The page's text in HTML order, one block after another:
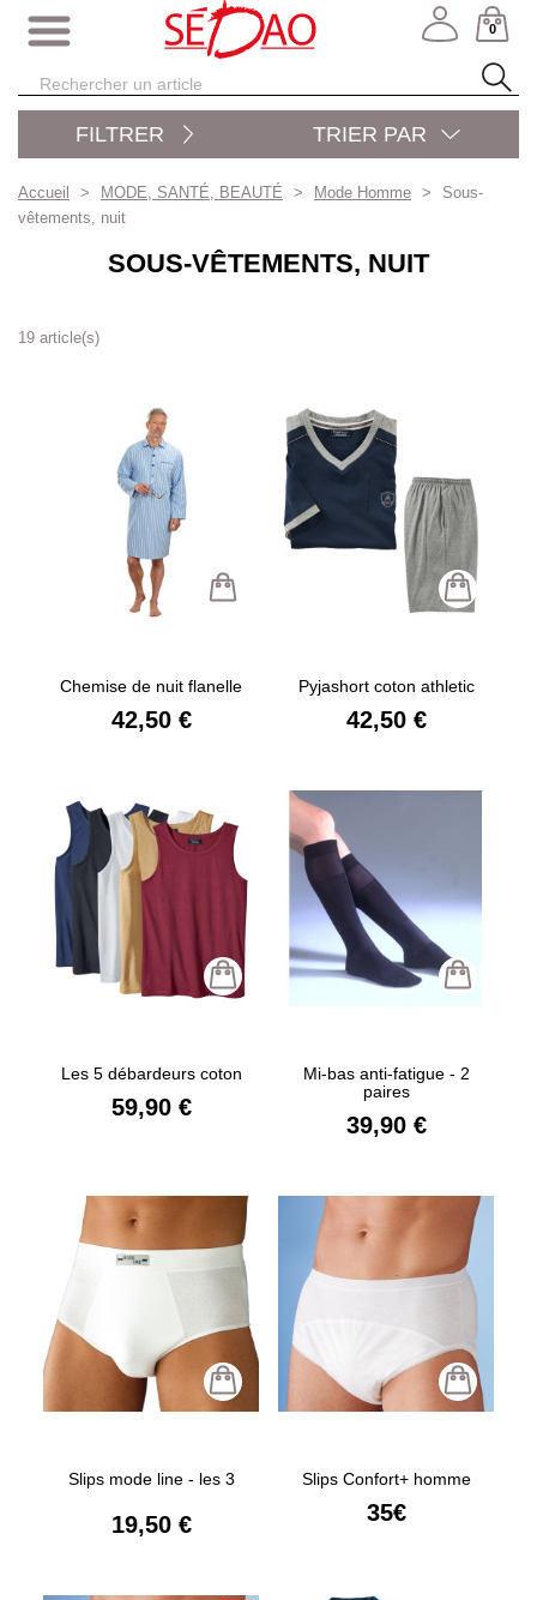
0
FILTRER TRIER PAR
Accueil MODE, SANTÉ, BEAUTÉ Mode Homme
Sous-
vêtements, nuit
SOUS-VÊTEMENTS, NUIT
19 article(s)
Chemise de nuit flanelle
42,50 €
Pyjashort coton athletic
42,50 €
Les 5 débardeurs coton
59,90 €
Mi-bas anti-fatigue - 2
paires
39,90 €
Slips mode line - les 3
19,50 €
Slips Confort+ homme
35€